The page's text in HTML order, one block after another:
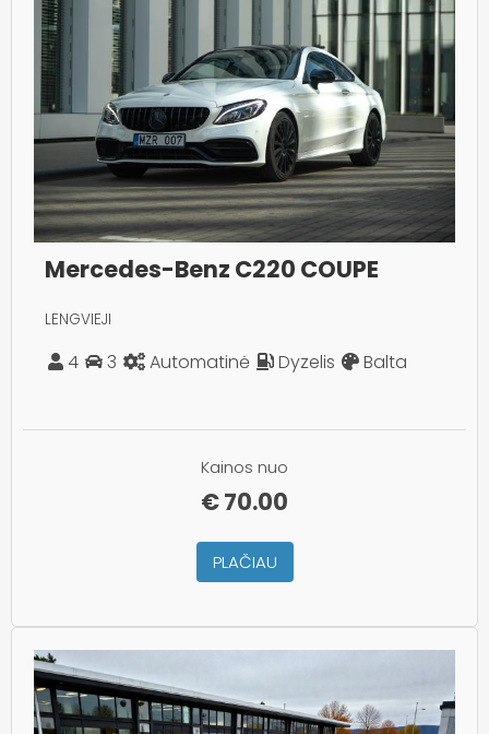
Mercedes-Benz C220 COUPE
LENGVIEJI
4 3 Automatinė Dyzelis Balta
Kainos nuo
€70.00
PLAČIAU